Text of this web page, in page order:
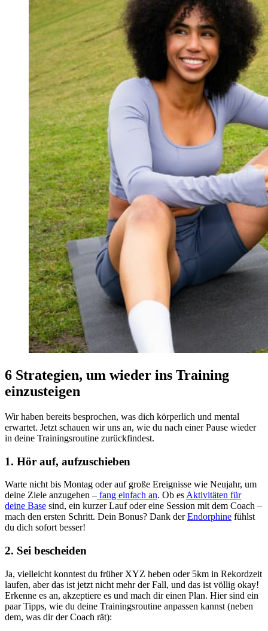
6 Strategien, um wieder ins Training
einzusteigen
Wir haben bereits besprochen, was dich körperlich und mental
erwartet. Jetzt schauen wir uns an, wie du nach einer Pause wieder
in deine Trainingsroutine zurückfindest.
1. Hör auf, aufzuschieben
Warte nicht bis Montag oder auf große Ereignisse wie Neujahr, um
deine Ziele anzugehen – fang einfach an. Ob es Aktivitäten für
deine Base sind, ein kurzer Lauf oder eine Session mit dem Coach –
mach den ersten Schritt. Dein Bonus? Dank derEndorphine fühlst
du dich sofort besser!
2. Sei bescheiden
Ja, vielleicht konntest du früher XYZ heben oder 5km in Rekordzeit
laufen, aber das ist jetzt nicht mehr der Fall, und das ist völlig okay!
Erkenne es an, akzeptiere es und mach dir einen Plan. Hier sind ein
paar Tipps, wie du deine Trainingsroutine anpassen kannst (neben
dem, was dir der Coach rät):